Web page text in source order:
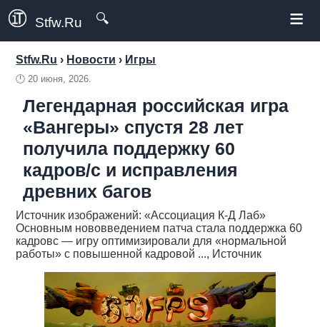
Stfw.Ru 🔍 ≡
Stfw.Ru › Новости › Игры
🕛20 июня, 2026.
Легендарная российская игра
«Вангеры» спустя 28 лет
получила поддержку 60
кадров/с и исправления
древних багов
Источник изображений: «Ассоциация К-Д Лаб»
Основным нововведением патча стала поддержка 60
кадровс — игру оптимизировали для «нормальной
работы» с повышенной кадровой ..., Источник